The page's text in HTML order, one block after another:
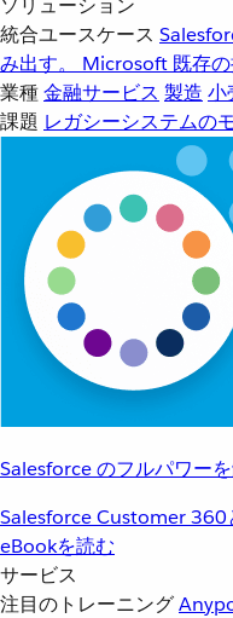
ソリューション
統合ユースケース
み出す。
Microsoft 既存
業種金融サービス 製造 小
課題 レガシーシステムの
Salesforce のフルパワー
Salesforce Customer 360
eBookを読む
サービス
注目のトレーニング